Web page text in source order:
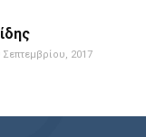
Σεπτεμβρίου, 2017